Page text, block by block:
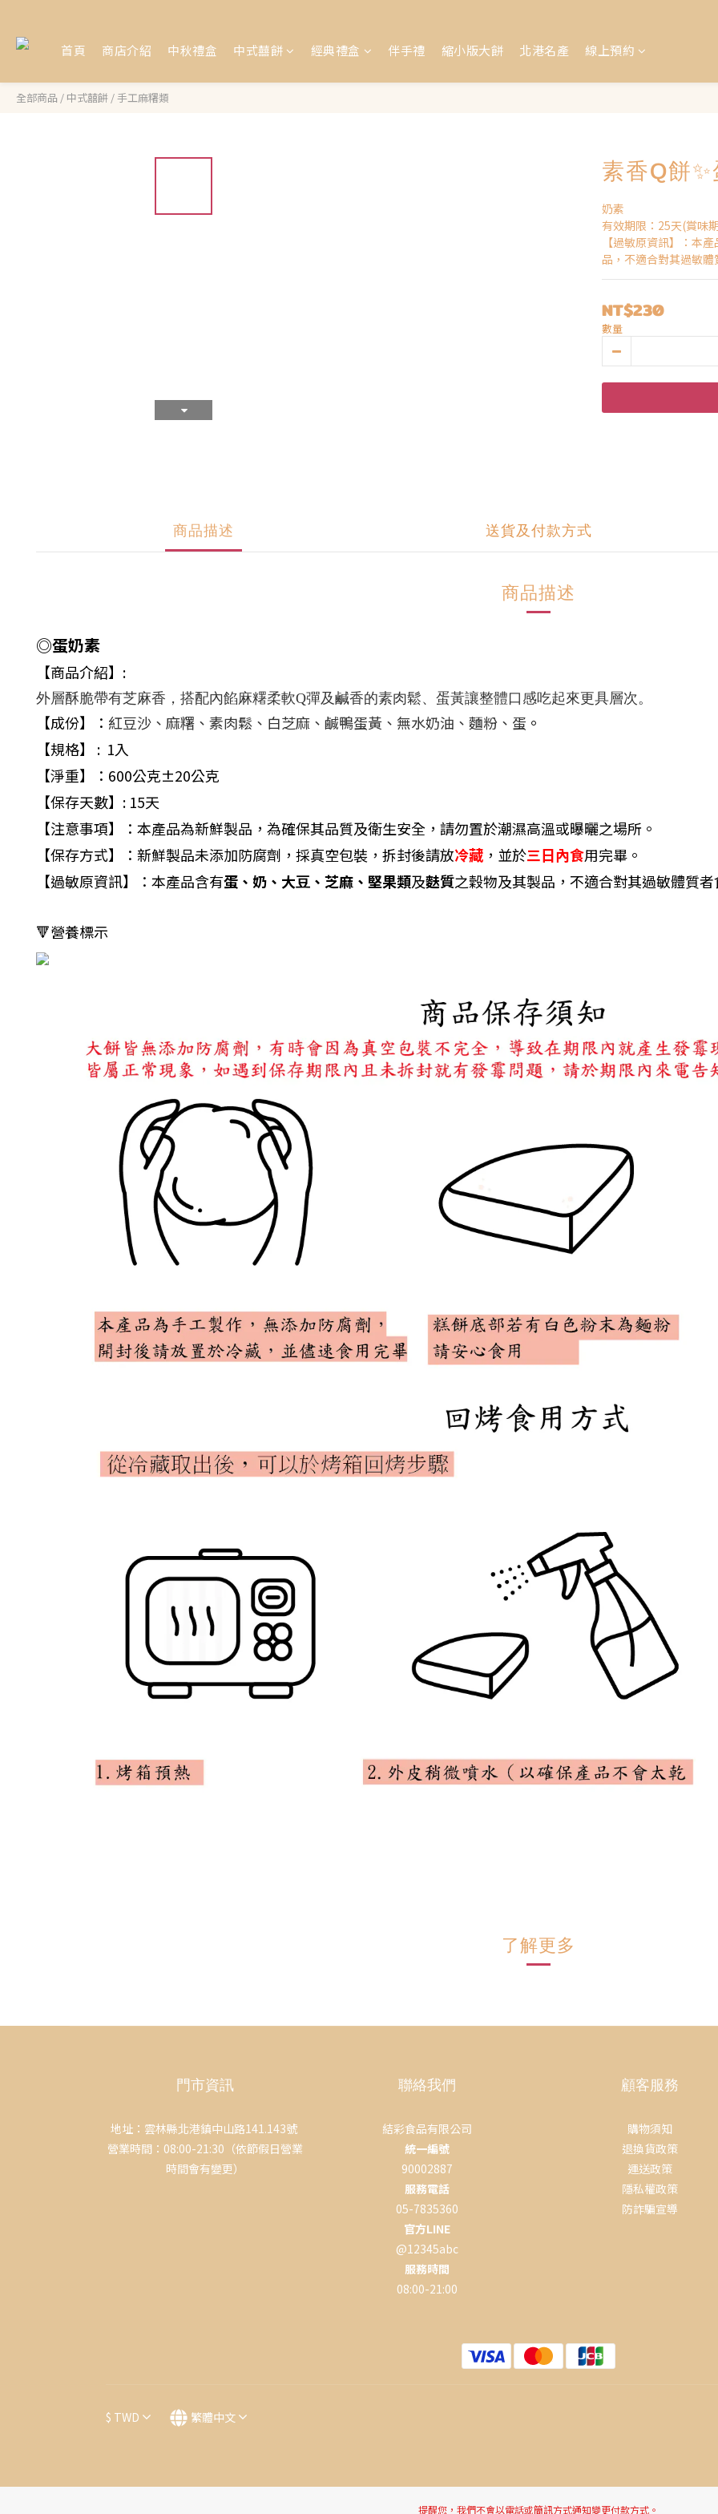
首頁 商店介紹 中秋禮盒 中式囍餅 經典禮盒 伴手禮 縮小版大餅 北港名產 線上預約
全部商品 / 中式囍餅 /手工麻糬類
素香Q餅
奶素
有效期限：25天(賞味
【過敏原資訊】：本
品，不適合對其過敏
NT$230
數量
商品描述 送貨及付款方式
商品描述
◎蛋奶素
【商品介紹】:
外層酥脆帶有芝麻香，搭配內餡麻糬柔軟Q彈及鹹香的素肉鬆、蛋黃讓整體口感吃起來更具層次。
【成份】： 紅豆沙、麻糬、素肉鬆、白芝麻 、鹹鴨蛋黃、 無水奶油、麵粉、 蛋 。
【規格】 : 1入
【淨重】：600公克±20公克
【保存天數】: 15天
【注意事項】：本產品為新鮮製品，為確保其品質及衛生安全，請勿置於潮濕高溫或曝曬之場所。
【保存方式】：新鮮製品未添加防腐劑，採真空包裝，拆封後請放冷藏 ，並於三日內食用完畢。
【過敏原資訊】：本產品含有蛋、奶、⼤⾖、芝麻、堅果類及麩質之穀物及其製品，不適合對其過敏體質
🔻營養標示
了解更多
門市資訊
地址：雲林縣北港鎮中山路141.143號
營業時間：08:00-21:30（依節假日營業
時間會有變更）
聯絡我們
結彩食品有限公司
統一編號
90002887
服務電話
05-7835360
官方LINE
@12345abc
服務時間
08:00-21:00
顧客服務
購物須知
退換貨政策
運送政策
隱私權政策
防詐騙宣導
$ TWD 繁體中文
提醒您，我們不會以電話或簡訊方式通知變更付款方式。